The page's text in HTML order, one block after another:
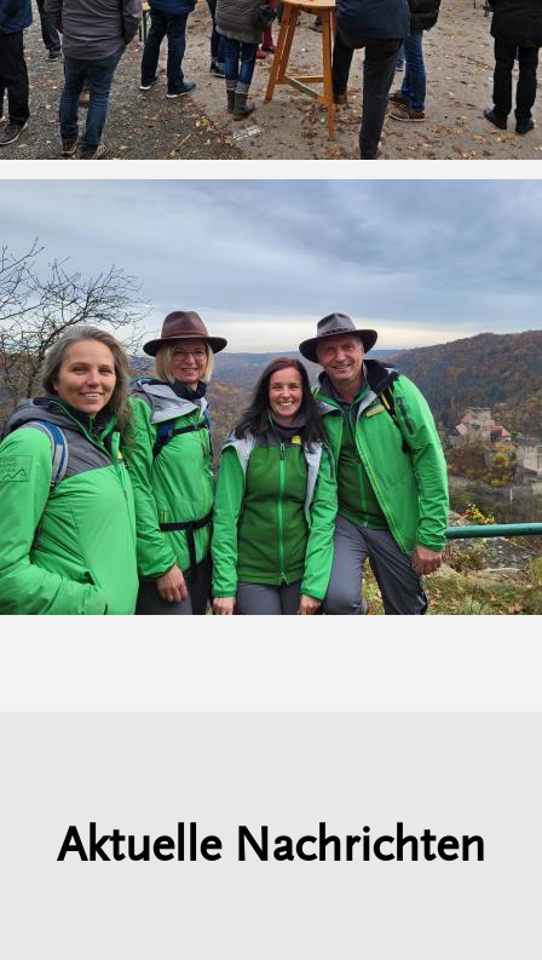
Aktuelle Nachrichten